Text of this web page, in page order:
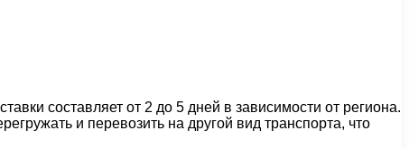
составляет от 2 до 5 дней в зависимости от региона.
и перевозить на другой вид транспорта, что